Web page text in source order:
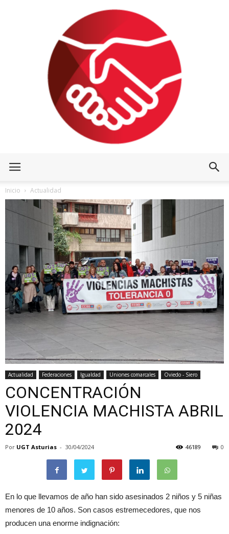
Inicio Actualidad
Actualidad Federaciones Igualdad Uniones comarcales Oviedo - Siero
CONCENTRACIÓN
VIOLENCIA MACHISTA ABRIL
2024
Por UGT Asturias - 30/04/2024 0
46189
En lo que llevamos de año han sido asesinados 2 niños y 5 niñas
menores de 10 años. Son casos estremecedores, que nos
producen una enorme indignación: